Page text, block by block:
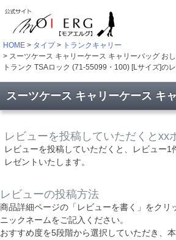
HOME タイプ
トランクキャリー
スーツケース キャリーケース キャリーバッグ お
トランク TSAロック (71-55099・100) [Lサイズ]の
レビューを投稿していただくとxx
レビューを投稿していただくと、レビュー1
レゼントいたします。
レビューの投稿方法
商品詳細ページの「レビューを書く」をクリ
ニックネームをご記入ください。
おすすめ度を5段階から選択していただき、